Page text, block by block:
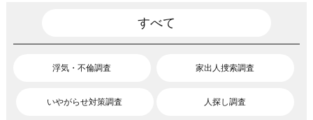
すべて
浮気・不倫調査 家出人捜索調査
いやがらせ対策調査 人探し調査